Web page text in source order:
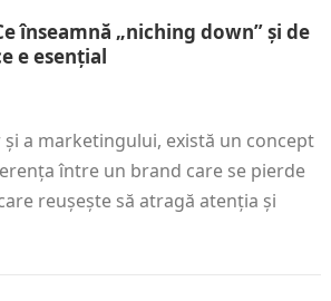
înseamnă „niching down” și de
e esențial
a marketingului, există un concept
între un brand care se pierde
reușește să atragă atenția și